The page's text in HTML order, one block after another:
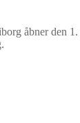
åbner den